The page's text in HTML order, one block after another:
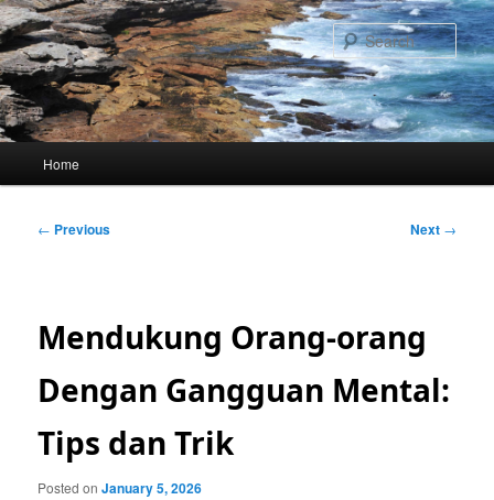
Skip
to
primary
content
Home
Post
← Previous Next →
Mendukung Orang-orang
Dengan Gangguan Mental:
Tips dan Trik
Posted onJanuary 5, 2026